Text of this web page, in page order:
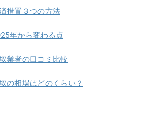
措置３つの方法
年から変わる点
業者の口コミ比較
の相場はどのくらい？